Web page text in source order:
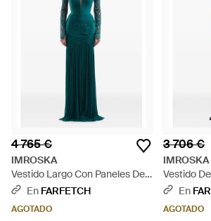
4 765 €
IMROSKA
Vestido Largo Con Paneles De
Encaje - Verde
En FARFETCH
AGOTADO
3 706 €
IMROSKA
Vestido
Panel De
En
AGOTADO